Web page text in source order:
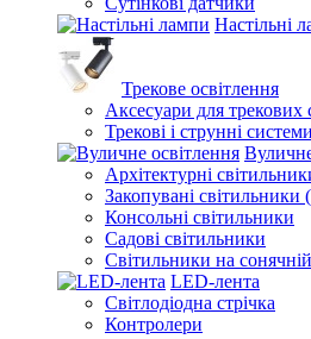
Настільні
Трекове освітлення
Аксесуари для трекових
Трекові і струнні системи
Архітектурні
Закопувані світильники
Консольні світильники
Садові світильники
Світильники на сонячній
LED-лента
Світлодіодна стрічка
Контролери